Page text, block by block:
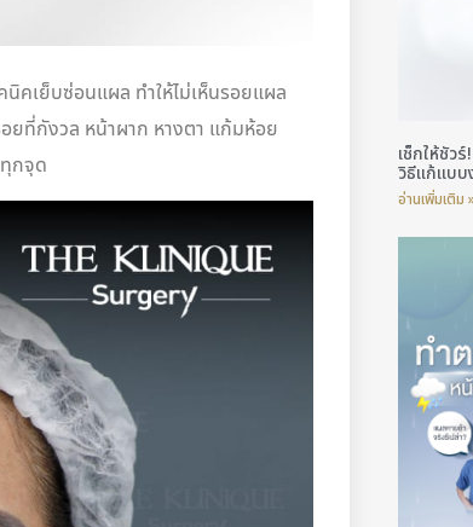
คเย็บซ่อนแผล ทำให้ไม่เห็นรอยแผล
ยที่กังวล หน้าผาก หางตา แก้มห้อย
กจุด
เช็กให้ชัว
วิธีแก้แบบ
อ่านเพิ่มเติม